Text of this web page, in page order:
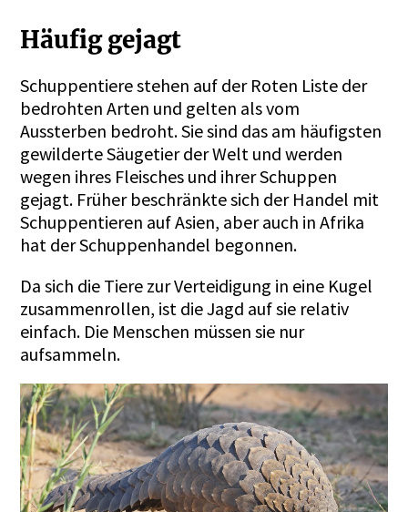
Häufig gejagt
Schuppentiere stehen auf der Roten Liste der
bedrohten Arten und gelten als vom
Aussterben bedroht. Sie sind das am häufigsten
gewilderte Säugetier der Welt und werden
wegen ihres Fleisches und ihrer Schuppen
gejagt. Früher beschränkte sich der Handel mit
Schuppentieren auf Asien, aber auch in Afrika
hat der Schuppenhandel begonnen.
Da sich die Tiere zur Verteidigung in eine Kugel
zusammenrollen, ist die Jagd auf sie relativ
einfach. Die Menschen müssen sie nur
aufsammeln.